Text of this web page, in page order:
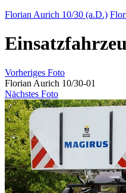
Florian Aurich 10/30 (a.D.)
Vorheriges Foto
Florian Aurich 10/30-01
Nächstes Foto